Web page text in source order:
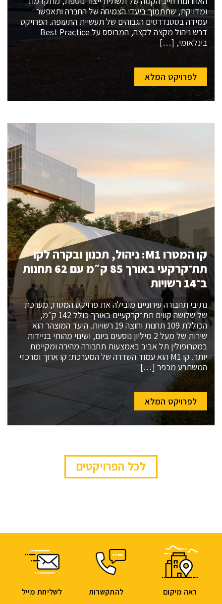
ומדויקת, שתתמוך ביעדי הצמיחה של החברה ותאפשר
עמידה בסטנדרטים הגבוהים של תעשיית התעופה. הפרויקט
דרש ניהול מקצה לקצה, המבוסס על Best Practice
בינלאומי, […]
לפרויקט המלא
קו המטרו M1: ניהול, תכנון ובקרה לקו
תת־קרקעי באורך 85 ק״מ עם 62 תחנות
ב־14 רשויות
נתיבי תחבורה עירוניים מובילה את פרויקט המטרו, מערכת
של שלושה קווים תת־קרקעיים באורך כולל 142 ק״מ,
הכוללת 109 תחנות וחוצה 19 רשויות. היעד המוצהר הוא
שירות של מעל 2 מיליון נוסעים ביום, ושינוי מהותי בניידות
במטרופולין תל אביב באמצעות תחבורה מהירה ומקיימת
יותר. קו M1 הוא עמוד השדרה של המערכת: קו ארוך ומרכזי
המשתרע מכפר […]
לפרויקט המלא
לכל הפרויקטים
ראה מיקום להתקשרות לשליחת מייל